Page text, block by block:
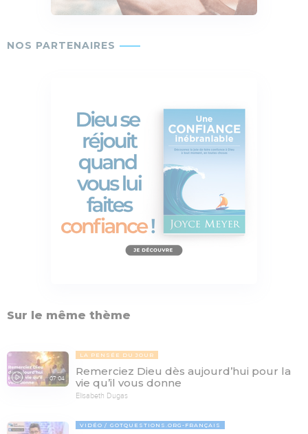
Sur le même thème
07:04
LA PENSÉE DU JOUR
Remerciez Dieu dès aujourd’hui pour la
vie qu’il vous donne
Elisabeth Dugas
VIDÉO GOTQUESTIONS.ORG-FRANÇAIS